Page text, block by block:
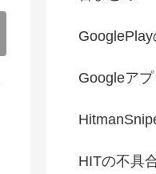
Googleア
HITの不具